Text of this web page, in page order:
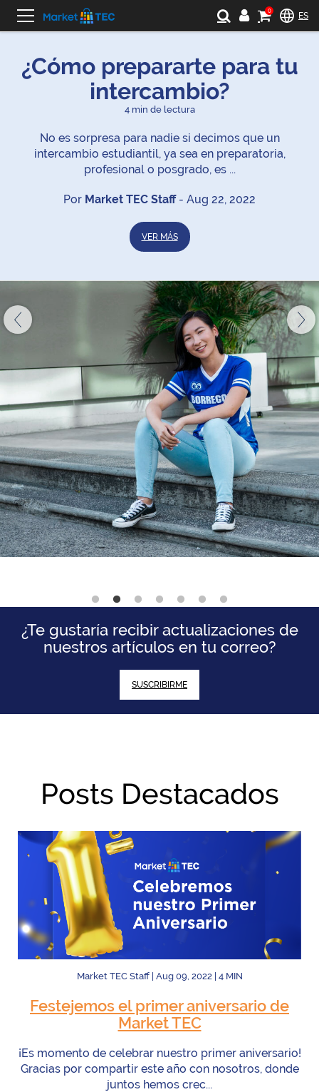
0 ES
de
Market
TEC
¿Cómo prepararte para tu
intercambio?
4min de lectura
No es sorpresa para nadie si decimos que un
intercambio estudiantil, ya sea en preparatoria,
profesional o posgrado, es ...
Por Market TEC Staff- Aug 22, 2022
VER MÁS
¿Te gustaría recibir actualizaciones de
nuestros artículos en tu correo?
SUSCRIBIRME
Posts Destacados
Market TEC Staff | Aug 09, 2022 | 4MIN
Festejemos el primer aniversario de
Market TEC
¡Es momento de celebrar nuestro primer aniversario!
Gracias por compartir este año con nosotros, donde
juntos hemos crec...